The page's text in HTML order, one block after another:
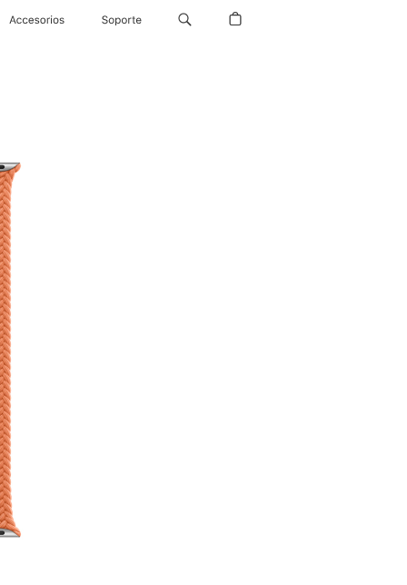
Accesorios Soporte